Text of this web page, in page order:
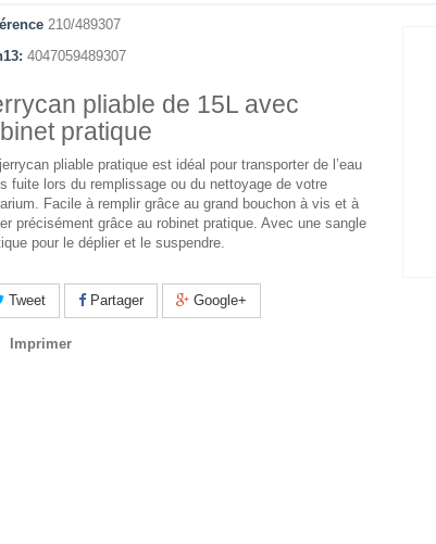
210/489307
4047059489307
pliable de 15L avec
pratique
pliable pratique est idéal pour transporter de l’eau
fuite lors du remplissage ou du nettoyage de votre
Facile à remplir grâce au grand bouchon à vis et à
précisément grâce au robinet pratique. Avec une sangle
pour le déplier et le suspendre.
Tweet Partager Google+
Imprimer